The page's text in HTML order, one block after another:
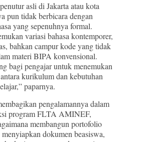
asli di Jakarta atau kota
pun tidak berbicara dengan
yang sepenuhnya formal.
variasi bahasa kontemporer,
bahkan campur kode yang tidak
materi BIPA konvensional.
bagi pengajar untuk menemukan
kurikulum dan kebutuhan
paparnya.
pengalamannya dalam
program FLTA AMINEF,
membangun portofolio
dokumen beasiswa,